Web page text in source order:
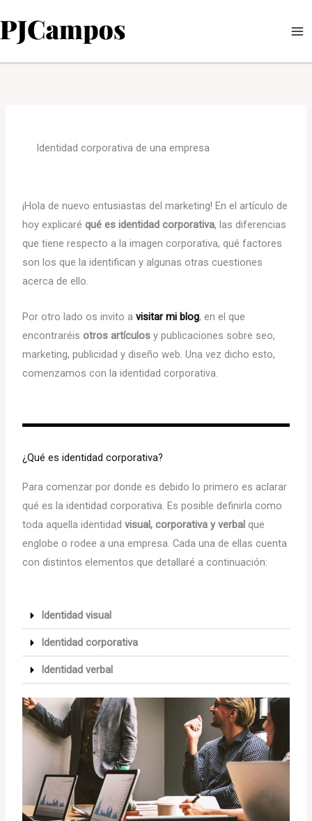
al
contenido
Identidad corporativa de una empresa
¡Hola de nuevo entusiastas del marketing! En el artículo de
hoy explicaréqué es identidad corporativa, las diferencias
que tiene respecto a la imagen corporativa, qué factores
son los que la identifican y algunas otras cuestiones
acerca de ello.
Por otro lado os invito avisitar mi blog, en el que
encontraréisotros artículos y publicaciones sobre seo,
marketing, publicidad y diseño web. Una vez dicho esto,
comenzamos con la identidad corporativa.
¿Qué es identidad corporativa?
Para comenzar por donde es debido lo primero es aclarar
qué es la identidad corporativa. Es posible definirla como
toda aquella identidadvisual, corporativa y verbal que
englobe o rodee a una empresa. Cada una de ellas cuenta
con distintos elementos que detallaré a continuación:
Identidad visual
Identidad corporativa
Identidad verbal